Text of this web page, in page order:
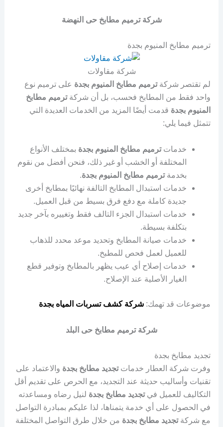
شركة ترميم مطابخ حى النهضة
ترميم مطابخ المنيوم بجدة
شركة مقاولات
لم تقتصر شركةترميم مطابخ المنيوم بجدة على ترميم نوع
واحد فقط من المطابخ فحسب، بل أن شركةترميم مطابخ
المنيوم بجدة قدمت أيضًا المزيد من الخدمات العديدة التي
تتمثل فيما يلي:
خدماتترميم مطابخ المنيوم بجدة بمختلف الأنواع
المختلفة أو الخشب أو غير ذلك، فنحن أفضل من نقوم
بخدمةترميم مطابخ المنيوم بجدة.
خدمات استبدال المطابخ التالفة نهائيًا بمطابخ أخرى
جديدة كاملة مع دفع فرق بسيط من قبل العميل.
خدمات استبدال الجزء التالف فقط وتغييره بآخر جديد
بتكلفة بسيطة.
خدمات صيانة المطابخ وتحديد موعد محدد للذهاب
للعميل لعمل فحص للمطبخ.
خدمات إصلاح أي عيب يظهر بالمطابخ وتوفير قطع
الغيار الأصلية عند الإصلاح.
موضوعات قد تهمك: شركة كشف تسربات المياه بجدة
شركة ترميم مطابخ حى البلد
تجديد مطابخ بجدة
وفرت شركة العطار خدماتتجديد مطابخ بجدة والاعتماد على
تقنيات وأساليب حديثة عند التجديد، مع الحرص على تقديم أقل
التكاليف للعميل فيتجديد مطابخ بجدة لنيل رضاه ومساعدته
في الحصول على أي خدمة يتمناها، لذا عليكم بمبادرة التواصل
مع شركةتجديد مطابخ بجدة من خلال طرق التواصل المختلفة